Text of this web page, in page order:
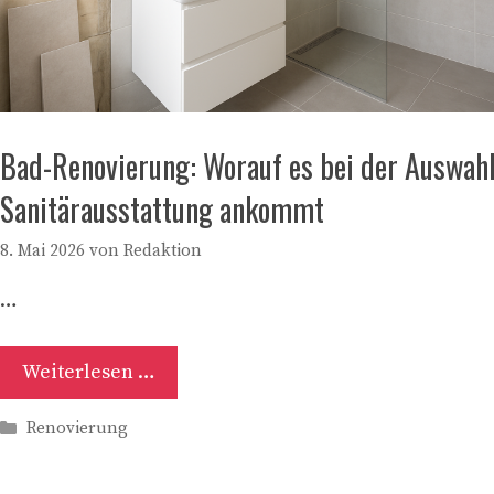
Bad-Renovierung: Worauf es bei der
Sanitärausstattung ankommt
8. Mai 2026 von Redaktion
…
Weiterlesen …
Kategorien
Renovierung